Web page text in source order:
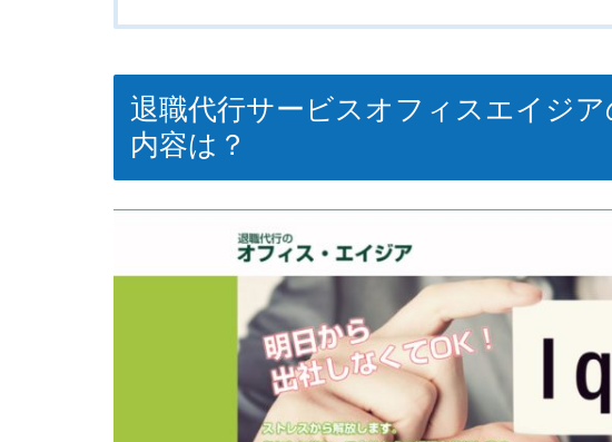
退職代行サービスオフィスエイジ
内容は？